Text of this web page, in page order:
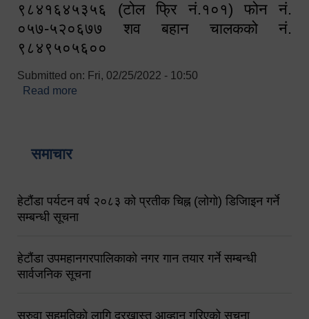
९८४१६४५३५६ (टोल फ्रि नं.१०१) फोन नं.
०५७-५२०६७७ शव बहान चालकको नं.
९८४९५०५६००
Submitted on: Fri, 02/25/2022 - 10:50
Read more
समाचार
हेटौंडा पर्यटन वर्ष २०८३ को प्रतीक चिह्न (लोगो) डिजिाइन गर्ने
सम्बन्धी सूचना
हेटौंडा उपमहानगरपालिकाको नगर गान तयार गर्ने सम्बन्धी
सार्वजनिक सूचना
सरुवा सहमतिको लागि दरखास्त आव्हान गरिएको सूचना